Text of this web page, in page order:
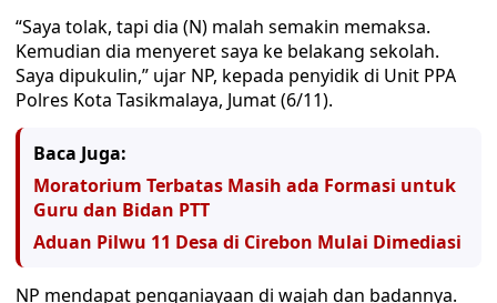
“Saya tolak, tapi dia (N) malah semakin memaksa.
Kemudian dia menyeret saya ke belakang sekolah.
Saya dipukulin,” ujar NP, kepada penyidik di Unit PPA
Polres Kota Tasikmalaya, Jumat (6/11).
Baca Juga:
Moratorium Terbatas Masih ada Formasi untuk
Guru dan Bidan PTT
Aduan Pilwu 11 Desa di Cirebon Mulai Dimediasi
NP mendapat penganiayaan di wajah dan badannya.